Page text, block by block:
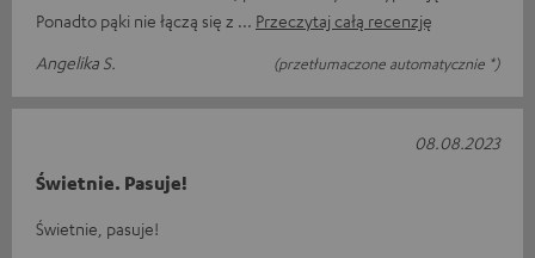
Ponadto pąki nie łączą się z
Przeczytaj całą recenzję
Angelika S.
(przetłumaczone automatycznie *)
Świetnie. Pasuje!
Świetnie, pasuje!
08.08.2023